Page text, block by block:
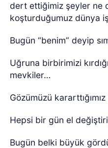
dert ettiğimiz şeyler ne
koşturduğumuz dünya
Bugün “benim” deyip
Uğruna birbirimizi
mevkiler…
Gözümüzü
Hepsi bir gün el
Bugün belki büyük